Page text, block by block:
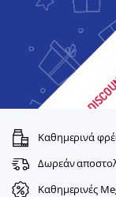
Καθημερινά
Δωρεάν
Καθημερινές